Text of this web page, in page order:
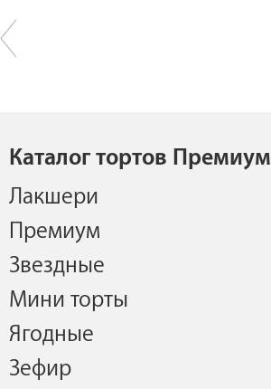
Каталог тортов Премиум
Лакшери
Премиум
Звездные
Мини торты
Ягодные
Зефир